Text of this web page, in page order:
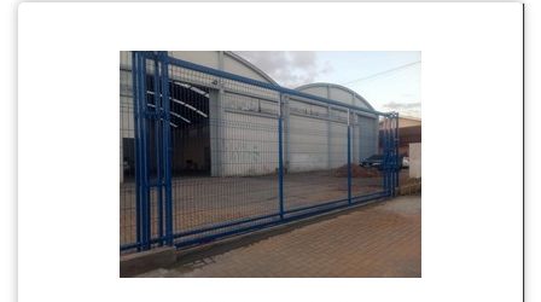
necessário para a fixação deste tipo de cercamento.
MAIS INFORM...